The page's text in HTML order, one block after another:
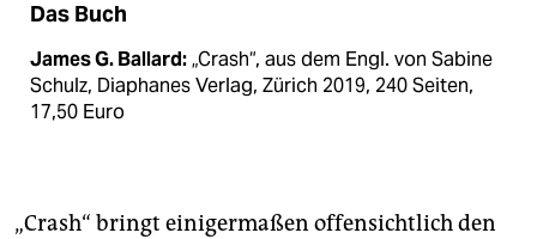
Das Buch
James G. Ballard:„Crash“, aus dem Engl. von Sabine
Schulz, Diaphanes Verlag, Zürich 2019, 240 Seiten,
17,50 Euro
„Crash“ bringt einigermaßen offensichtlich den